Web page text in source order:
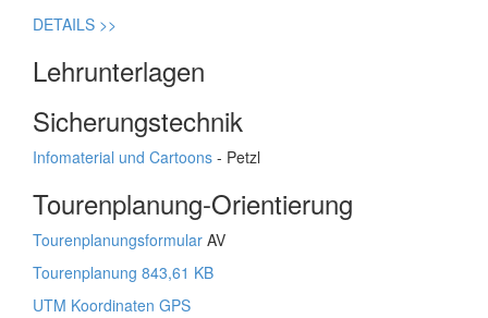
DETAILS >>
Lehrunterlagen
Sicherungstechnik
Infomaterial und Cartoons - Petzl
Tourenplanung-Orientierung
Tourenplanungsformular AV
Tourenplanung 843,61 KB
UTM Koordinaten GPS